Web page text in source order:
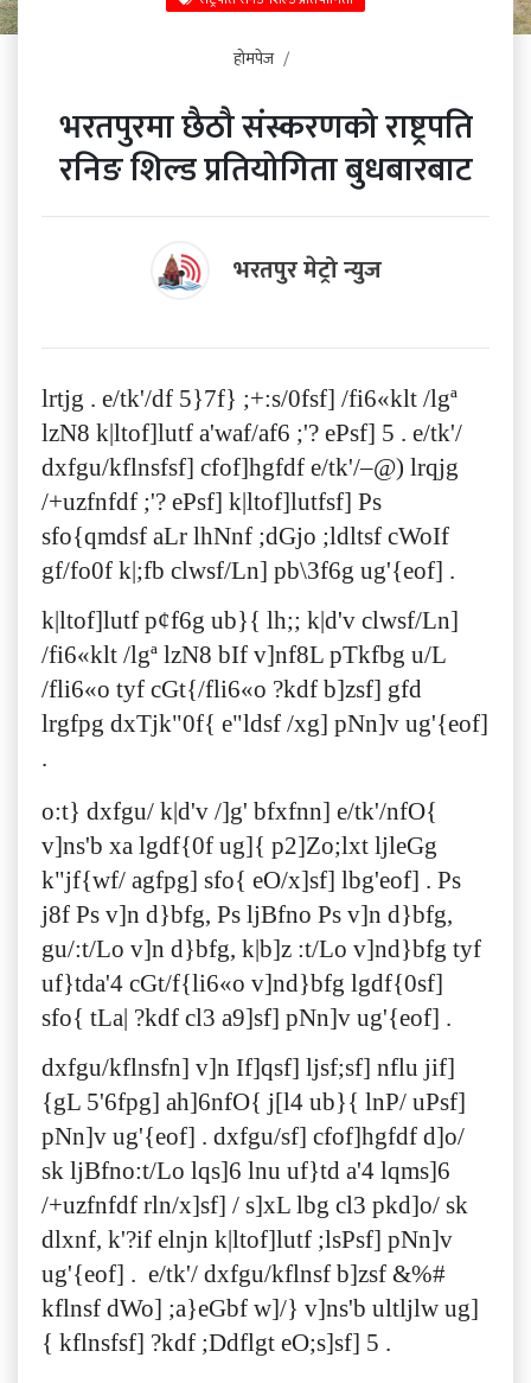
होमपेज
भरतपुरमा छैठौ संस्करणको राष्ट्रपति
रनिङ शिल्ड प्रतियोगिता बुधबारबाट
भरतपुर मेट्रो न्युज
lrtjg . e/tk'/df 5}7f} ;+:s/0fsf] /fi6«klt /lgª
lzN8 k|ltof]lutf a'waf/af6 ;'? ePsf] 5 . e/tk'/
dxfgu/kflnsfsf] cfof]hgfdf e/tk'/–@) lrqjg
/+uzfnfdf ;'? ePsf] k|ltof]lutfsf] Ps
sfo{qmdsf aLr lhNnf ;dGjo ;ldltsf cWoIf
gf/fo0f k|;fb clwsf/Ln] pb\3f6g ug'{eof] .
k|ltof]lutf p¢f6g ub}{ lh;; k|d'v clwsf/Ln]
/fi6«klt /lgª lzN8 bIf v]nf8L pTkfbg u/L
/fli6«o tyf cGt{/fli6«o ?kdf b]zsf] gfd
lrgfpg dxTjk"0f{ e"ldsf /xg] pNn]v ug'{eof]
.
o:t} dxfgu/ k|d'v /]g' bfxfnn] e/tk'/nfO{
v]ns'b xa lgdf{0f ug]{ p2]Zo;lxt ljleGg
k"jf{wf/ agfpg] sfo{ eO/x]sf] lbg'eof] . Ps
j8f Ps v]n d}bfg, Ps ljBfno Ps v]n d}bfg,
gu/:t/Lo v]n d}bfg, k|b]z :t/Lo v]nd}bfg tyf
uf}tda'4 cGt/f{li6«o v]nd}bfg lgdf{0sf]
sfo{ tLa| ?kdf cl3 a9]sf] pNn]v ug'{eof] .
dxfgu/kflnsfn] v]n If]qsf] ljsf;sf] nflu jif]
{gL 5'6fpg] ah]6nfO{ j[l4 ub}{ lnP/ uPsf]
pNn]v ug'{eof] . dxfgu/sf] cfof]hgfdf d]o/
sk ljBfno:t/Lo lqs]6 lnu uf}td a'4 lqms]6
/+uzfnfdf rln/x]sf] / s]xL lbg cl3 pkd]o/ sk
dlxnf, k'?if elnjn k|ltof]lutf ;lsPsf] pNn]v
ug'{eof] . e/tk'/ dxfgu/kflnsf b]zsf &%#
kflnsf dWo] ;a}eGbf w]/} v]ns'b ultljlw ug]
{ kflnsfsf] ?kdf ;Ddflgt eO;s]sf] 5 .